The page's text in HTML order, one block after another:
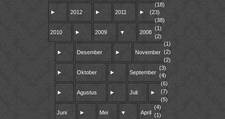
► 2012 ► 2011 ►
2010
(18)
► 2009
(23)
▼ 2008
(38)
► Desember
(1)
► November
(2)
► Oktober
(1)
► September
(2)
► Agustus
(2)
► Juli
(3)
►
Juni
(4)
► Mei
(6)
▼ April
(7)
(5)
(4)
(1)